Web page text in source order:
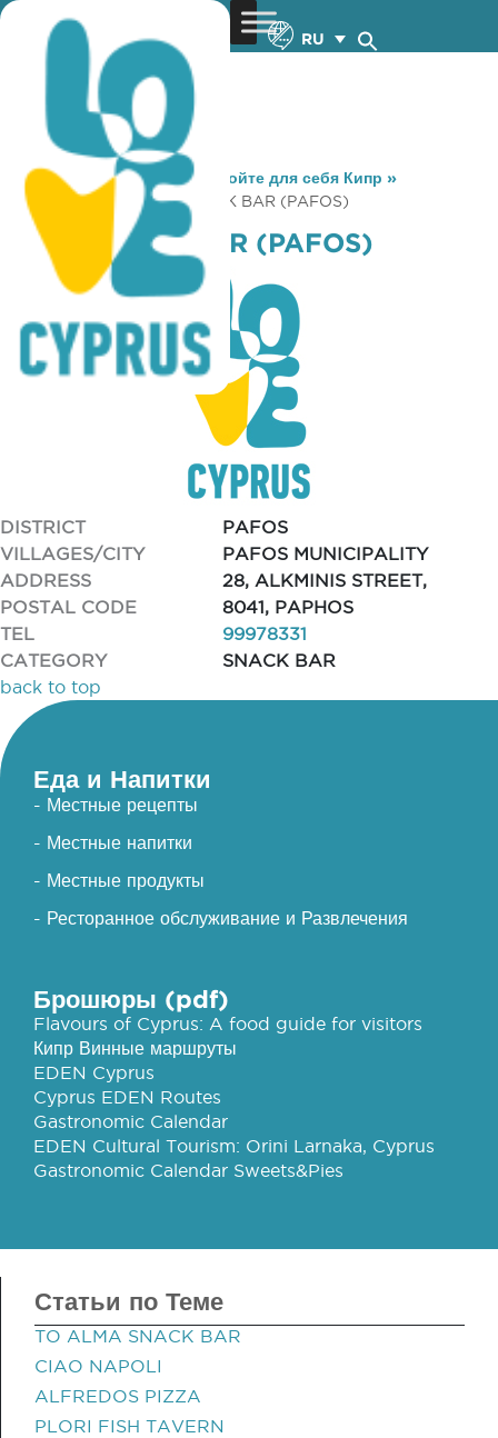
RU
You are here: Home »Откройте для себя Кипр »
Gastronomy
» ROSE SNACK BAR (PAFOS)
ROSE SNACK BAR (PAFOS)
DISTRICT
PAFOS
VILLAGES/CITY
PAFOS MUNICIPALITY
ADDRESS
28, ALKMINIS STREET,
POSTAL CODE
8041, PAPHOS
TEL
99978331
CATEGORY
SNACK BAR
back to top
Еда и Напитки
- Местные рецепты
- Местные напитки
- Местные продукты
- Ресторанное обслуживание и Развлечения
Брошюры (pdf)
Flavours of Cyprus: A food guide for visitors
Кипр Винные маршруты
EDEN Cyprus
Cyprus EDEN Routes
Gastronomic Calendar
EDEN Cultural Tourism: Orini Larnaka, Cyprus
Gastronomic Calendar Sweets&Pies
Статьи по Теме
TO ALMA SNACK BAR
CIAO NAPOLI
ALFREDOS PIZZA
PLORI FISH TAVERN